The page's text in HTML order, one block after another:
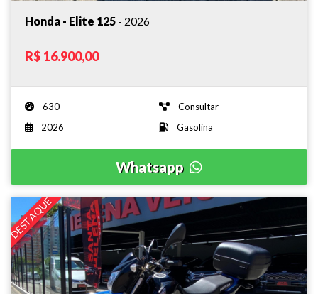
Honda - Elite 125 - 2026
R$ 16.900,00
630
Consultar
2026
Gasolina
Whatsapp
DESTAQUE